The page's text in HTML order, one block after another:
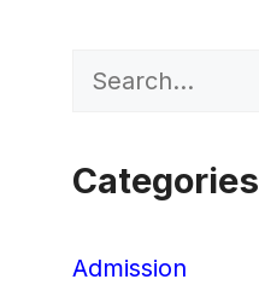
Search
Categories
Admission